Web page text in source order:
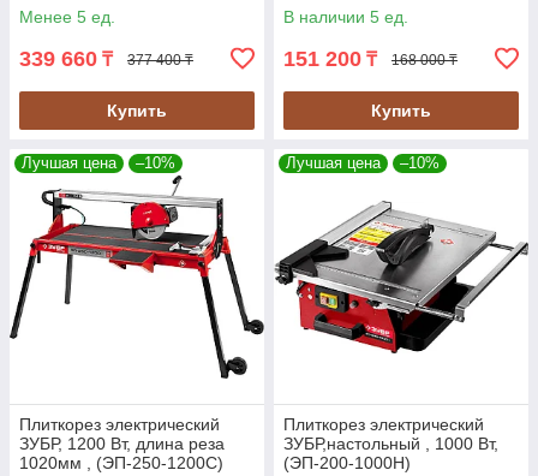
Менее 5 ед.
339 660 ₸ 377 400 ₸
Купить
В наличии 5 ед.
151 200 ₸ 168 000 ₸
Купить
Лучшая цена –10%
Плиткорез электрический
ЗУБР, 1200 Вт, длина реза
1020мм , (ЭП-250-1200С)
Лучшая цена –10%
Плиткорез электрический
ЗУБР,настольный , 1000 Вт,
(ЭП-200-1000Н)